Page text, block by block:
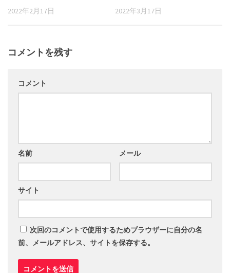
2022年2月17日 2022年3月17日
コメントを残す
コメント
名前 メール
サイト
次回のコメントで使用するためブラウザーに自分の名
前、メールアドレス、サイトを保存する。